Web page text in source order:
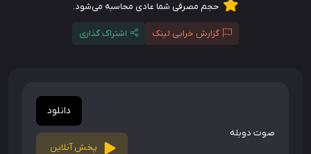
حجم مصرفی شما عادی محاسبه می‌شود.
گزارش خرابی لینک اشتراک گذاری
صوت دوبله
دانلود
پخش آنلاین